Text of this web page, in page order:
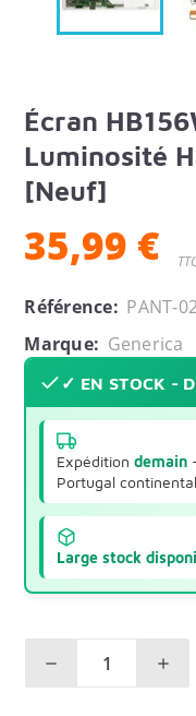
Écran
Luminosité
[Neuf]
35,99 €
Référence: PANT-
Marque: Generica
✓ EN STOCK -
Expéditiondemain
Portugal
Large stock